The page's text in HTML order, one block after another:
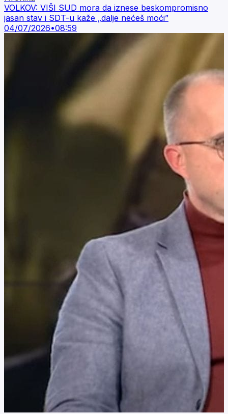
VOLKOV: VIŠI SUD mora da iznese beskompromisno
jasan stav i SDT-u kaže „dalje nećeš moći”
04/07/2026•08:59